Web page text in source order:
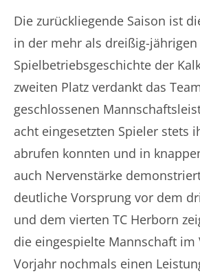
Die zurückliegende Saison ist
in der mehr als dreißig-jährigen
Spielbetriebsgeschichte der
zweiten Platz verdankt das
geschlossenen
acht eingesetzten Spieler stets
abrufen konnten und in
auch Nervenstärke
deutliche Vorsprung vor dem
und dem vierten TC Herborn
die eingespielte Mannschaft im
Vorjahr nochmals einen